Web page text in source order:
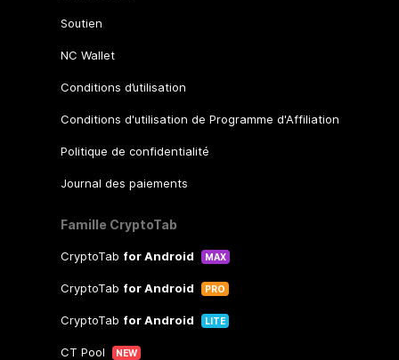
Soutien
NC Wallet
Conditions d’utilisation
Conditions d'utilisation de Programme d'Affiliation
Politique de confidentialité
Journal des paiements
Famille CryptoTab
CryptoTab for Android MAX
CryptoTab for Android PRO
CryptoTab for Android LITE
CT Pool NEW